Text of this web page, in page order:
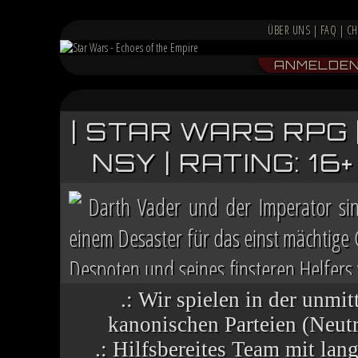
ÜBER UNS | FAQ |
| STAR WARS
NSY | RATING:
Darth Vader und der Imperator
einem Desaster für das einst
Despoten und seines finsteren
Chaos herrscht auf vielen Welten,
.: Wir spielen in der
kanonischen Parteien
.: Hilfsbereites Team mit